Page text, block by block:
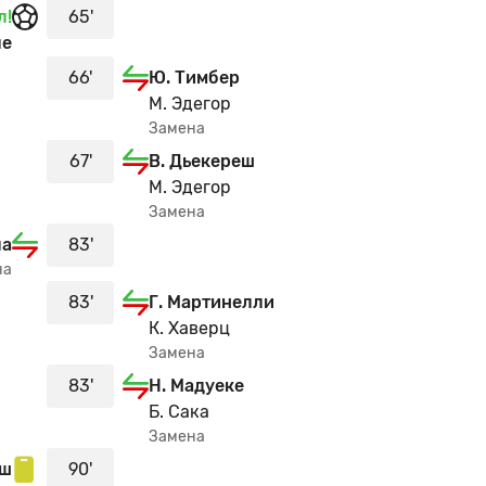
игроков лежит на поле.
у Кай Хаверц.
мячом для своей команды.
из команды Арсенал поставил подножку. Пострадал
мячом для своей команды.
65'
66'
Ю. Тимбер
М. Эдегор
Замена
67'
В. Дьекереш
М. Эдегор
Замена
83'
83'
Г. Мартинелли
К. Хаверц
Замена
83'
Н. Мадуеке
Б. Сака
Замена
90'